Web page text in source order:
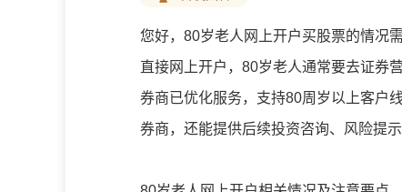
您好，80岁老人网上开户买股票的情况
直接网上开户，80岁老人通常要去证券
券商已优化服务，支持80周岁以上客户
券商，还能提供后续投资咨询、风险提示